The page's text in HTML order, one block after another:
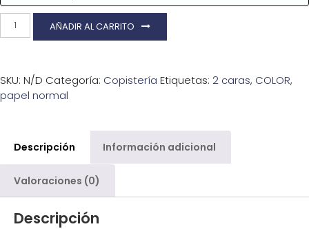
Papel
normal
-
AÑADIR AL CARRITO
SKU: N/D Categoría: Copistería Etiquetas: 2 caras, COLOR,
papel normal
Descripción Información adicional
Valoraciones (0)
Descripción